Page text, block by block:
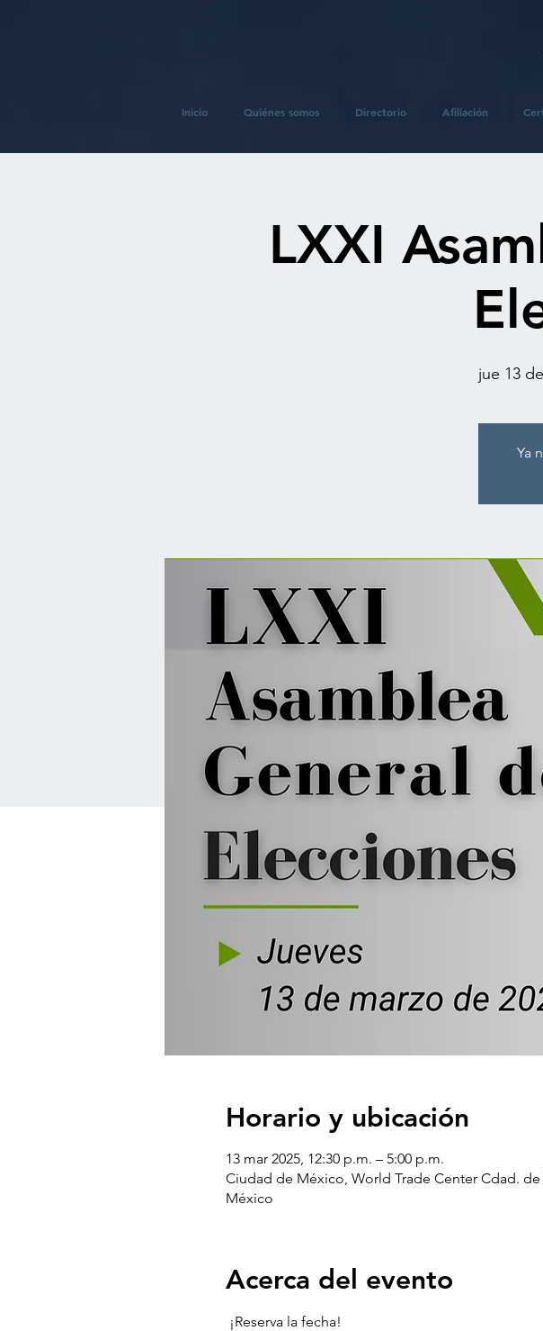
Inicio Quiénes somos Directorio Afiliación
LXXI
jue 13
Ya
Horario y ubicación
13 mar 2025, 12:30 p.m. – 5:00 p.m.
Ciudad de México, World Trade Center Cdad.
México
Acerca del evento
¡Reserva la fecha!